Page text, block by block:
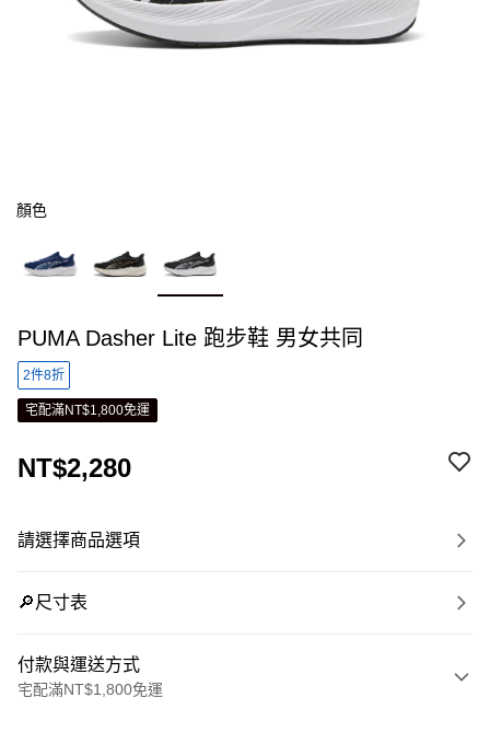
顏色
PUMA Dasher Lite 跑步鞋 男女共同
2件8折
宅配滿NT$1,800免運
NT$2,280
請選擇商品選項
🔎尺寸表
付款與運送方式
宅配滿NT$1,800免運